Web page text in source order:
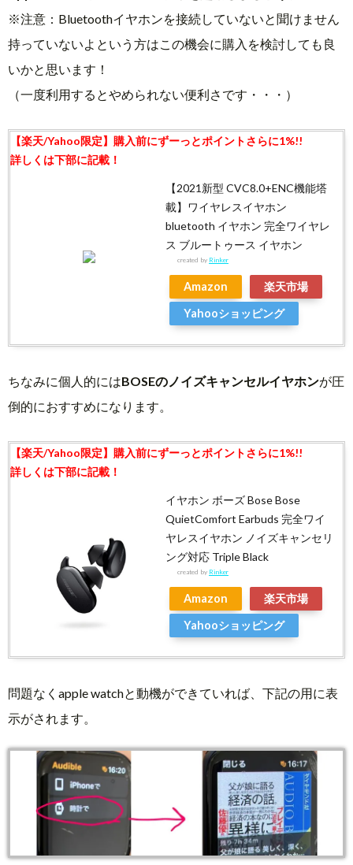
※注意：Bluetoothイヤホンを接続していないと聞けません
持っていないよという方はこの機会に購入を検討しても良
いかと思います！
（一度利用するとやめられない便利さです・・・）
【2021新型 CVC8.0+ENC機能塔
載】ワイヤレスイヤホン
bluetooth イヤホン 完全ワイヤレ
ス ブルートゥース イヤホン
created by Rinker
Amazon
楽天市場
Yahooショッピング
ちなみに個人的にはBOSEのノイズキャンセルイヤホンが圧
倒的におすすめになります。
イヤホン ボーズ Bose Bose
QuietComfort Earbuds 完全ワイ
ヤレスイヤホン ノイズキャンセリ
ング対応 Triple Black
created by Rinker
Amazon
楽天市場
Yahooショッピング
問題なくapple watchと動機ができていれば、下記の用に表
示がされます。